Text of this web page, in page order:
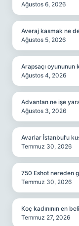
Ağustos 6, 2026
Averaj kasmak ne
Ağustos 5, 2026
Arapsaçı oyununun
Ağustos 4, 2026
Advantan ne işe
Ağustos 3, 2026
Avarlar İstanbul’u
Temmuz 30, 2026
750 Eshot nereden
Temmuz 30, 2026
Koç kadınının en
Temmuz 27, 2026